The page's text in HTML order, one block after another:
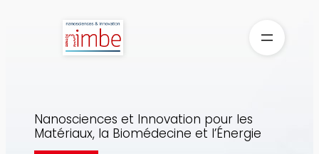
Nanosciences et Innovation pour les
Matériaux, la Biomédecine et l’Énergie